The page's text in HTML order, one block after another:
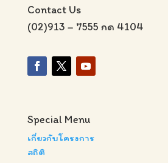
Contact Us
(02)913 – 7555 กด 4104
Special Menu
เกี่ยวกับโครงการ
สถิติ